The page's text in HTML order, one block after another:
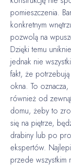
pomieszczenia.
konkretnym
pozwolą na
Dzięki temu
jednak nie
fakt, że
okna. To
również od
domu, żeby to
się na piętrze,
drabiny lub po
ekspertów.
przede wszystkim